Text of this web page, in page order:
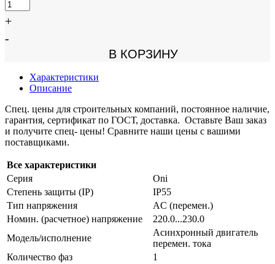
+
-
В КОРЗИНУ
Характеристики
Описание
Спец. цены для строительных компаний, постоянное наличие,
гарантия, сертификат по ГОСТ, доставка. Оставьте Ваш заказ
и получите спец- цены! Сравните наши цены с вашими
поставщиками.
Все характеристики
Серия
Oni
Степень защиты (IP)
IP55
Тип напряжения
AC (перемен.)
Номин. (расчетное) напряжение
220.0...230.0
Модель/исполнение
Асинхронный двигатель
перемен. тока
Количество фаз
1